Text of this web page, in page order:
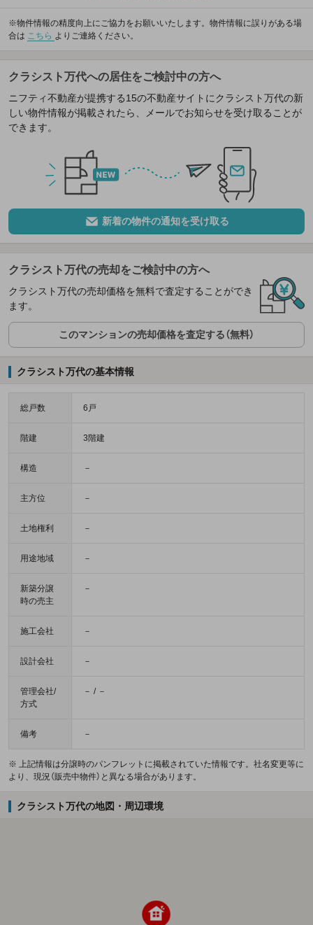
※物件情報の精度向上にご協力をお願いいたします。物件情報に誤りがある場
合は こちら よりご連絡ください。
クラシスト万代への居住をご検討中の方へ
ニフティ不動産が提携する15の不動産サイトにクラシスト万代の新
しい物件情報が掲載されたら、メールでお知らせを受け取ることが
できます。
新着の物件の通知を受け取る
クラシスト万代の売却をご検討中の方へ
クラシスト万代の売却価格を無料で査定することができ
ます。
このマンションの売却価格を査定する（無料）
クラシスト万代の基本情報
総戸数 6戸
階建 3階建
構造 －
主方位 －
土地権利 －
用途地域 －
新築分譲
時の売主
－
施工会社 －
設計会社 －
管理会社/
方式
－ / －
備考 －
※ 上記情報は分譲時のパンフレットに掲載されていた情報です。社名変更等に
より、現況（販売中物件）と異なる場合があります。
クラシスト万代の地図・周辺環境